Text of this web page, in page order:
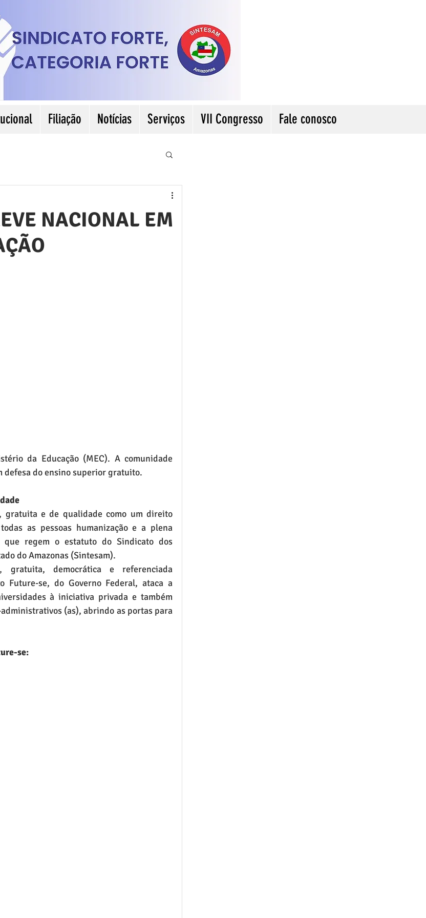
Filiação Notícias Serviços VII Congresso Fale conosco
NACIONAL EM
da Educação (MEC). A comunidade
defesa do ensino superior gratuito.
gratuita e de qualidade como um direito
as pessoas humanização e a plena
regem o estatuto do Sindicato dos
do Amazonas (Sintesam).
gratuita, democrática e referenciada
Future-se, do Governo Federal, ataca a
à iniciativa privada e também
(as), abrindo as portas para
se: